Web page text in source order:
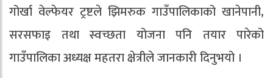
गोर्खा वेल्फेयर ट्रष्टले झिमरुक गाउँपालिकाको खानेपानी,
सरसफाइ तथा स्वच्छता योजना पनि तयार पारेको
गाउँपालिका अध्यक्ष महतरा क्षेत्रीले जानकारी दिनुभयो ।